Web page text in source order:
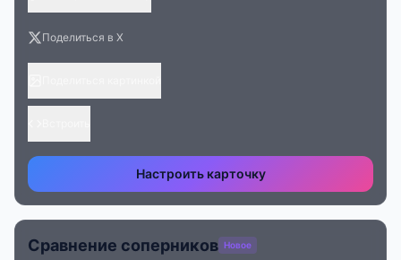
Поделиться в X
Настроить карточку
Сравнение соперников Новое